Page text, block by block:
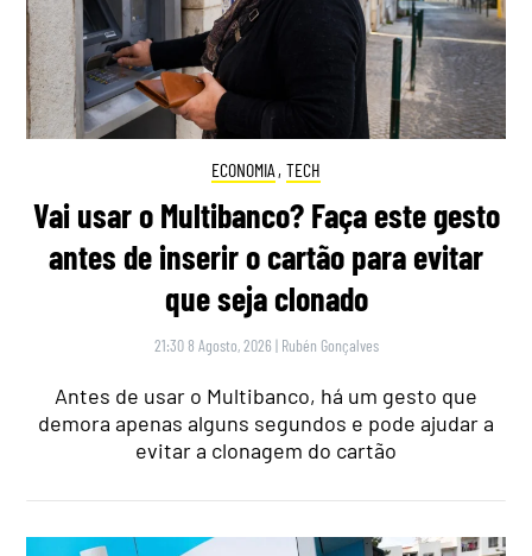
ECONOMIA , TECH
Vai usar o Multibanco? Faça este gesto
antes de inserir o cartão para evitar
que seja clonado
21:30 8 Agosto, 2026 | Rubén Gonçalves
Antes de usar o Multibanco, há um gesto que
demora apenas alguns segundos e pode ajudar a
evitar a clonagem do cartão